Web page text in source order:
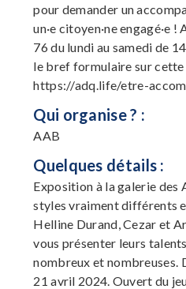
pour demander un
un·e citoyen·ne engagé·e
76 du lundi au samedi de
le bref formulaire sur cette
https://adq.life/etre-
Qui organise ? :
AAB
Quelques détails :
Exposition à la galerie des
styles vraiment différents
Helline Durand, Cezar et
vous présenter leurs
nombreux et nombreuses.
21 avril 2024. Ouvert du